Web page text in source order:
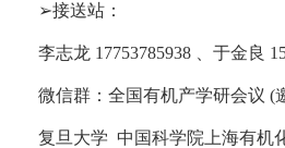
➢接送站：
李志龙 17753785938 、于金良
微信群：全国有机产学研会议 (
复旦大学 中国科学院上海有机